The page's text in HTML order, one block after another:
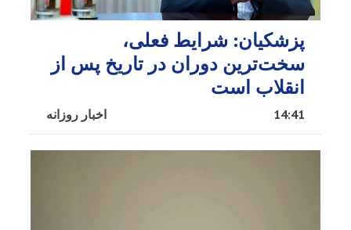
پزشکیان: شرایط فعلی،
سخت‌ترین دوران در تاریخ پس از
انقلاب است
اخبار روزانه 14:41